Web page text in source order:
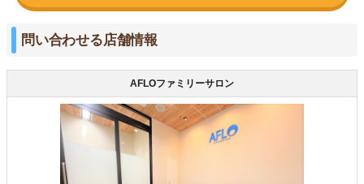
問い合わせる店舗情報
AFLOファミリーサロン